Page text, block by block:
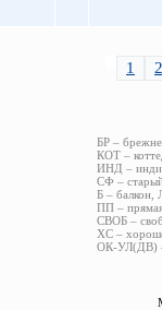
1 2
БР –
КОТ –
ИНД –
СФ –
Б – балкон,
ПП –
СВОБ –
ХС –
ОК-УЛ(ДВ)